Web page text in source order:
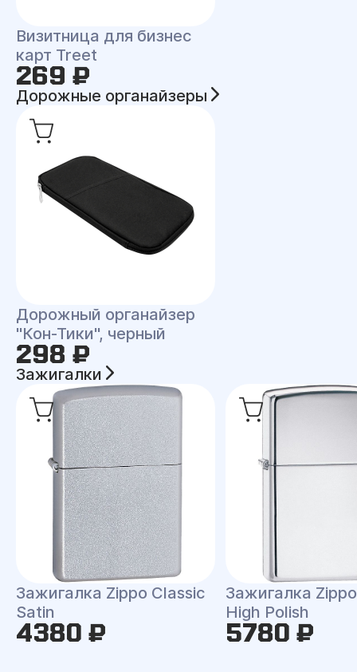
Визитница для бизнес
карт Treet
269 ₽
Дорожные органайзеры
Дорожный органайзер
"Кон-Тики", черный
298 ₽
Зажигалки
Зажигалка Zippo Classic
Satin
4380 ₽
Зажигалка
High Polish
5780 ₽